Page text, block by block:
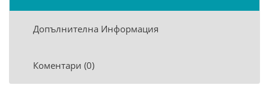
Допълнителна Информация
Коментари (0)